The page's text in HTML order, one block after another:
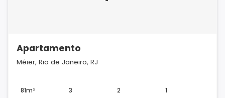
Apartamento
Méier, Rio de Janeiro, RJ
81m² 3 2 1